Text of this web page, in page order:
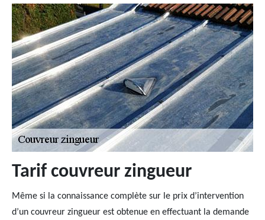
Tarif couvreur zingueur
Même si la connaissance complète sur le prix d’intervention
d’un couvreur zingueur est obtenue en effectuant la demande